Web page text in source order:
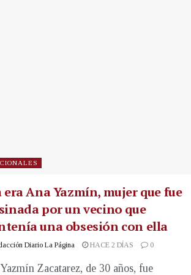
era Ana Yazmín, mujer que fue
por un vecino que
una obsesión con ella
Diario La Página HACE 2 DÍAS 0
Zacatarez, de 30 años, fue